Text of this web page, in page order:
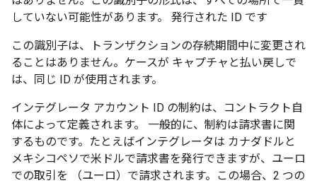
していない可能性があります。 発行された ID です
この識別子は、トランザクションの存続期間中に変更され
ることはありません。ケースが キャプチャと払い戻しで
は、同じ ID が使用されます。
インテグレータ アカウント ID の制約は、コントラクト自
体によって定義されます。 一般的に、制約は請求書に関
するものです。たとえばインテグレータは カナダドルと
メキシコペソで米ドルで請求書を発行できますが、ユーロ
での取引を （ユーロ）で請求されます。この場合、2 つの